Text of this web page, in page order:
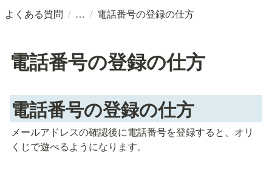
よくある質問 / / 電話番号の登録の仕方
電話番号の登録の仕方
電話番号の登録の仕方
メールアドレスの確認後に電話番号を登録すると、オリ
くじで遊べるようになります。